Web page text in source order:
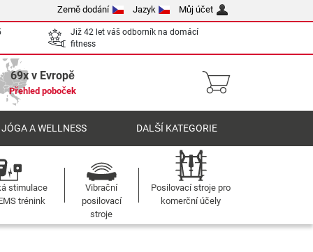
Země dodání Jazyk Můj účet
Již 42 let váš odborník na domácí
fitness
69x v Evropě
Přehled poboček
A WELLNESS DALŠÍ KATEGORIE
stimulace
trénink
Vibrační
posilovací
stroje
Posilovací stroje pro
komerční účely